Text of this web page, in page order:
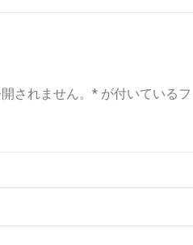
されません。* が付いている